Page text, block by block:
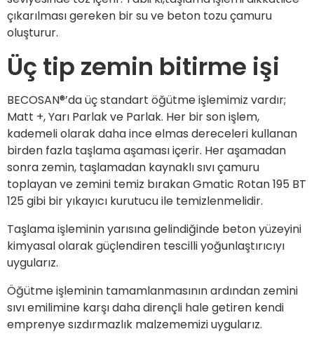
çıkarılması gereken bir su ve beton tozu çamuru
oluşturur.
Üç tip zemin bitirme işi
BECOSAN®’da üç standart öğütme işlemimiz vardır;
Matt +, Yarı Parlak ve Parlak. Her bir son işlem,
kademeli olarak daha ince elmas dereceleri kullanan
birden fazla taşlama aşaması içerir. Her aşamadan
sonra zemin, taşlamadan kaynaklı sıvı çamuru
toplayan ve zemini temiz bırakan Gmatic Rotan 195 BT
125 gibi bir yıkayıcı kurutucu ile temizlenmelidir.
Taşlama işleminin yarısına gelindiğinde beton yüzeyini
kimyasal olarak güçlendiren tescilli yoğunlaştırıcıyı
uygularız.
Öğütme işleminin tamamlanmasının ardından zemini
sıvı emilimine karşı daha dirençli hale getiren kendi
emprenye sızdırmazlık malzememizi uygularız.